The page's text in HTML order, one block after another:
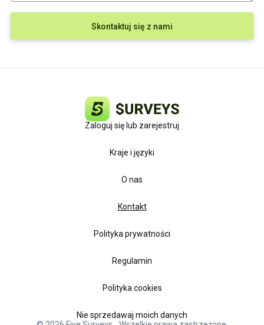
Skontaktuj się z nami
Zaloguj się lub zarejestruj
Kraje i języki
O nas
Kontakt
Polityka prywatności
Regulamin
Polityka cookies
Nie sprzedawaj moich danych